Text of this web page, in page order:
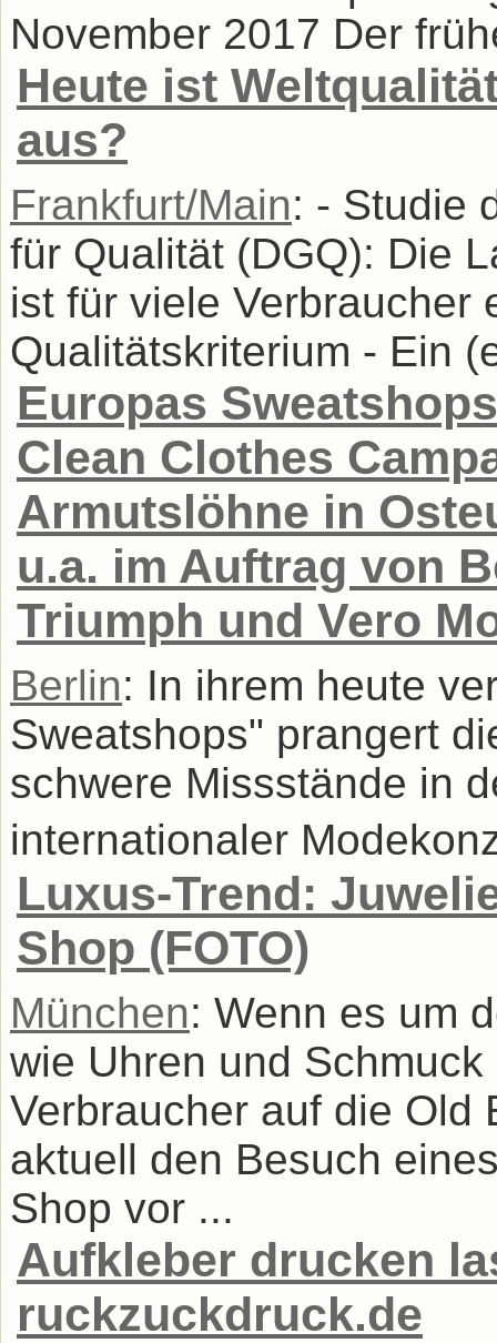
November 2017 Der
Heute ist
aus?
Frankfurt/Main: - Studie
für Qualität (DGQ): Die
ist für viele Verbraucher
Qualitätskriterium - Ein
Europas
Clean Clothes
Armutslöhne in
u.a. im Auftrag von
Triumph und Vero
Berlin: In ihrem heute
Sweatshops" prangert
schwere Missstände in
internationaler
Luxus-Trend:
Shop (FOTO)
München: Wenn es um
wie Uhren und
Verbraucher auf die Old
aktuell den Besuch
Shop vor ...
Aufkleber drucken
ruckzuckdruck.de